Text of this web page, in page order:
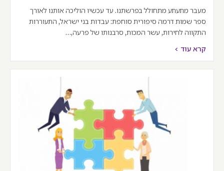
מעבר מתעתע מתחולל בפרשתנו. עד עכשיו הוליכה אותנו לאורך
ספר שמות דרמה סיפורית סוחפת: עבדות בני ישראל, התעוררות
התקווה לחירות, עשר המכות, סרבנותו של פרעה,…
קרא עוד >